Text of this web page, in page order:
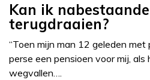
Kan ik
terugdraaien?
“Toen mijn man 12 geleden met
perse een pensioen voor mij, als
wegvallen….